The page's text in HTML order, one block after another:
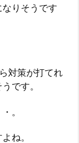
りそうです
対策が打てれ
です。
。
ね。